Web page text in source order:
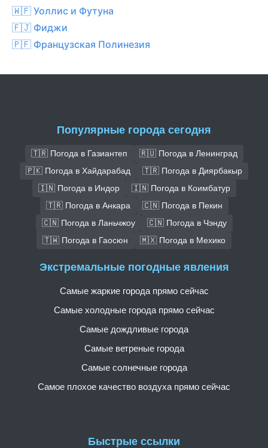
🇼🇫 Уоллис и Футуна
🇫🇯 Фиджи
🇵🇫 Французская Полинезия
Популярные города сегодня
🇹🇷 Погода в Газиантеп
🇷🇺 Погода в Ленинград
🇵🇰 Погода в Хайдарабад
🇹🇷 Погода в Диярбакыр
🇮🇳 Погода в Индор
🇮🇳 Погода в Коимбатур
🇹🇷 Погода в Анкара
🇨🇳 Погода в Пекин
🇨🇳 Погода в Ланьчжоу
🇨🇳 Погода в Чэнду
🇹🇼 Погода в Гаосюн
🇲🇽 Погода в Мехико
Быстрые ссылки
Экстремальные погодные явления
Самые жаркие города прямо сейчас
Самые холодные города прямо сейчас
Самые дождливые города
Самые ветреные города
Самые солнечные города
Самое плохое качество воздуха прямо сейчас